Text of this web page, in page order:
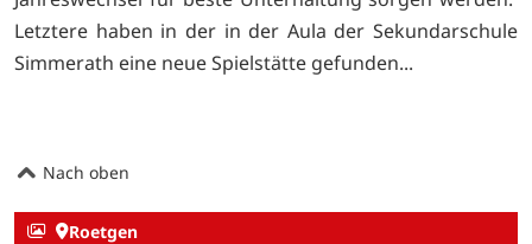
Letztere haben in der in der Aula der Sekundarschule
Simmerath eine neue Spielstätte gefunden...
Nach oben
Roetgen